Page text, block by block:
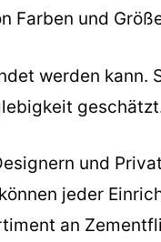
Farben und
werden kann.
und
jeder
an